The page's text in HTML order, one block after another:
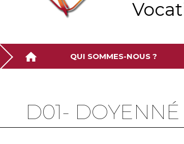
QUI SOMMES-NOUS ?
D01-